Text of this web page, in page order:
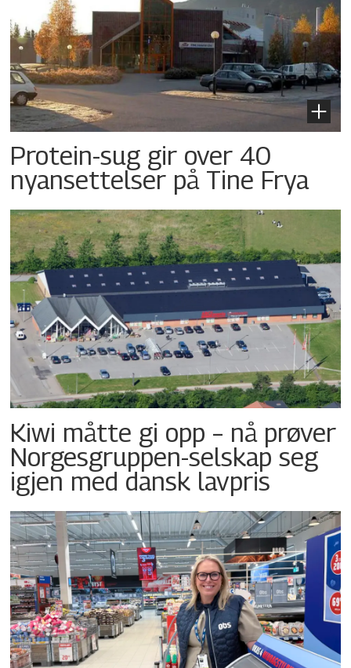
Protein-sug gir over 40
nyansettelser på Tine Frya
Kiwi måtte gi opp – nå prøver
Norgesgruppen-selskap seg
igjen med dansk lavpris